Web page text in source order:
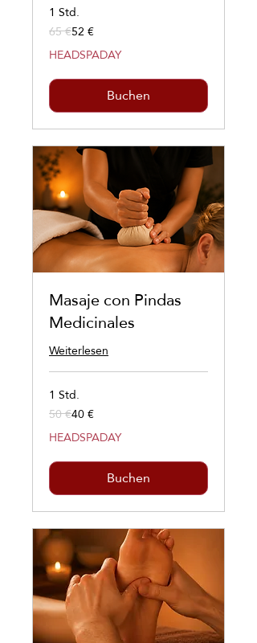
1 Std.
65
Euro
65 €52 €
HEADSPADAY
Buchen
Masaje con Pindas
Medicinales
Weiterlesen
1 Std.
50
Euro
50 €40 €
HEADSPADAY
Buchen